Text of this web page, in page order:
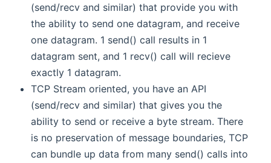
(send/recv and similar) that provide you with
the ability to send one datagram, and receive
one datagram. 1 send() call results in 1
datagram sent, and 1 recv() call will recieve
exactly 1 datagram.
TCP Stream oriented, you have an API
(send/recv and similar) that gives you the
ability to send or receive a byte stream. There
is no preservation of message boundaries, TCP
can bundle up data from many send() calls into